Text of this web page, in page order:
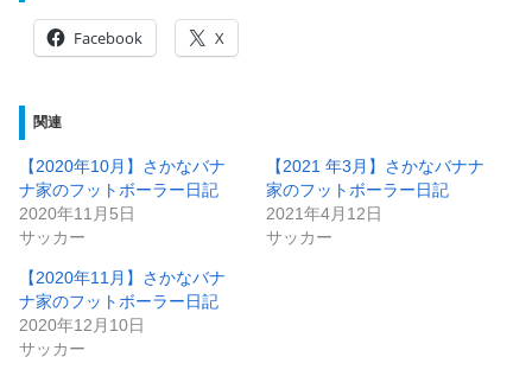
Facebook X
関連
【2020年10月】さかなバナ
ナ家のフットボーラー日記
2020年11月5日
サッカー
【2021 年3月】さかなバナナ
家のフットボーラー日記
2021年4月12日
サッカー
【2020年11月】さかなバナ
ナ家のフットボーラー日記
2020年12月10日
サッカー